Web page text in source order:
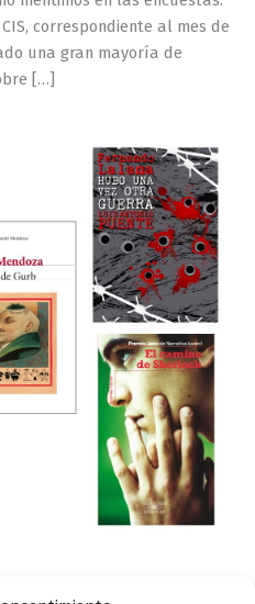
correspondiente al mes de
una gran mayoría de
[…]